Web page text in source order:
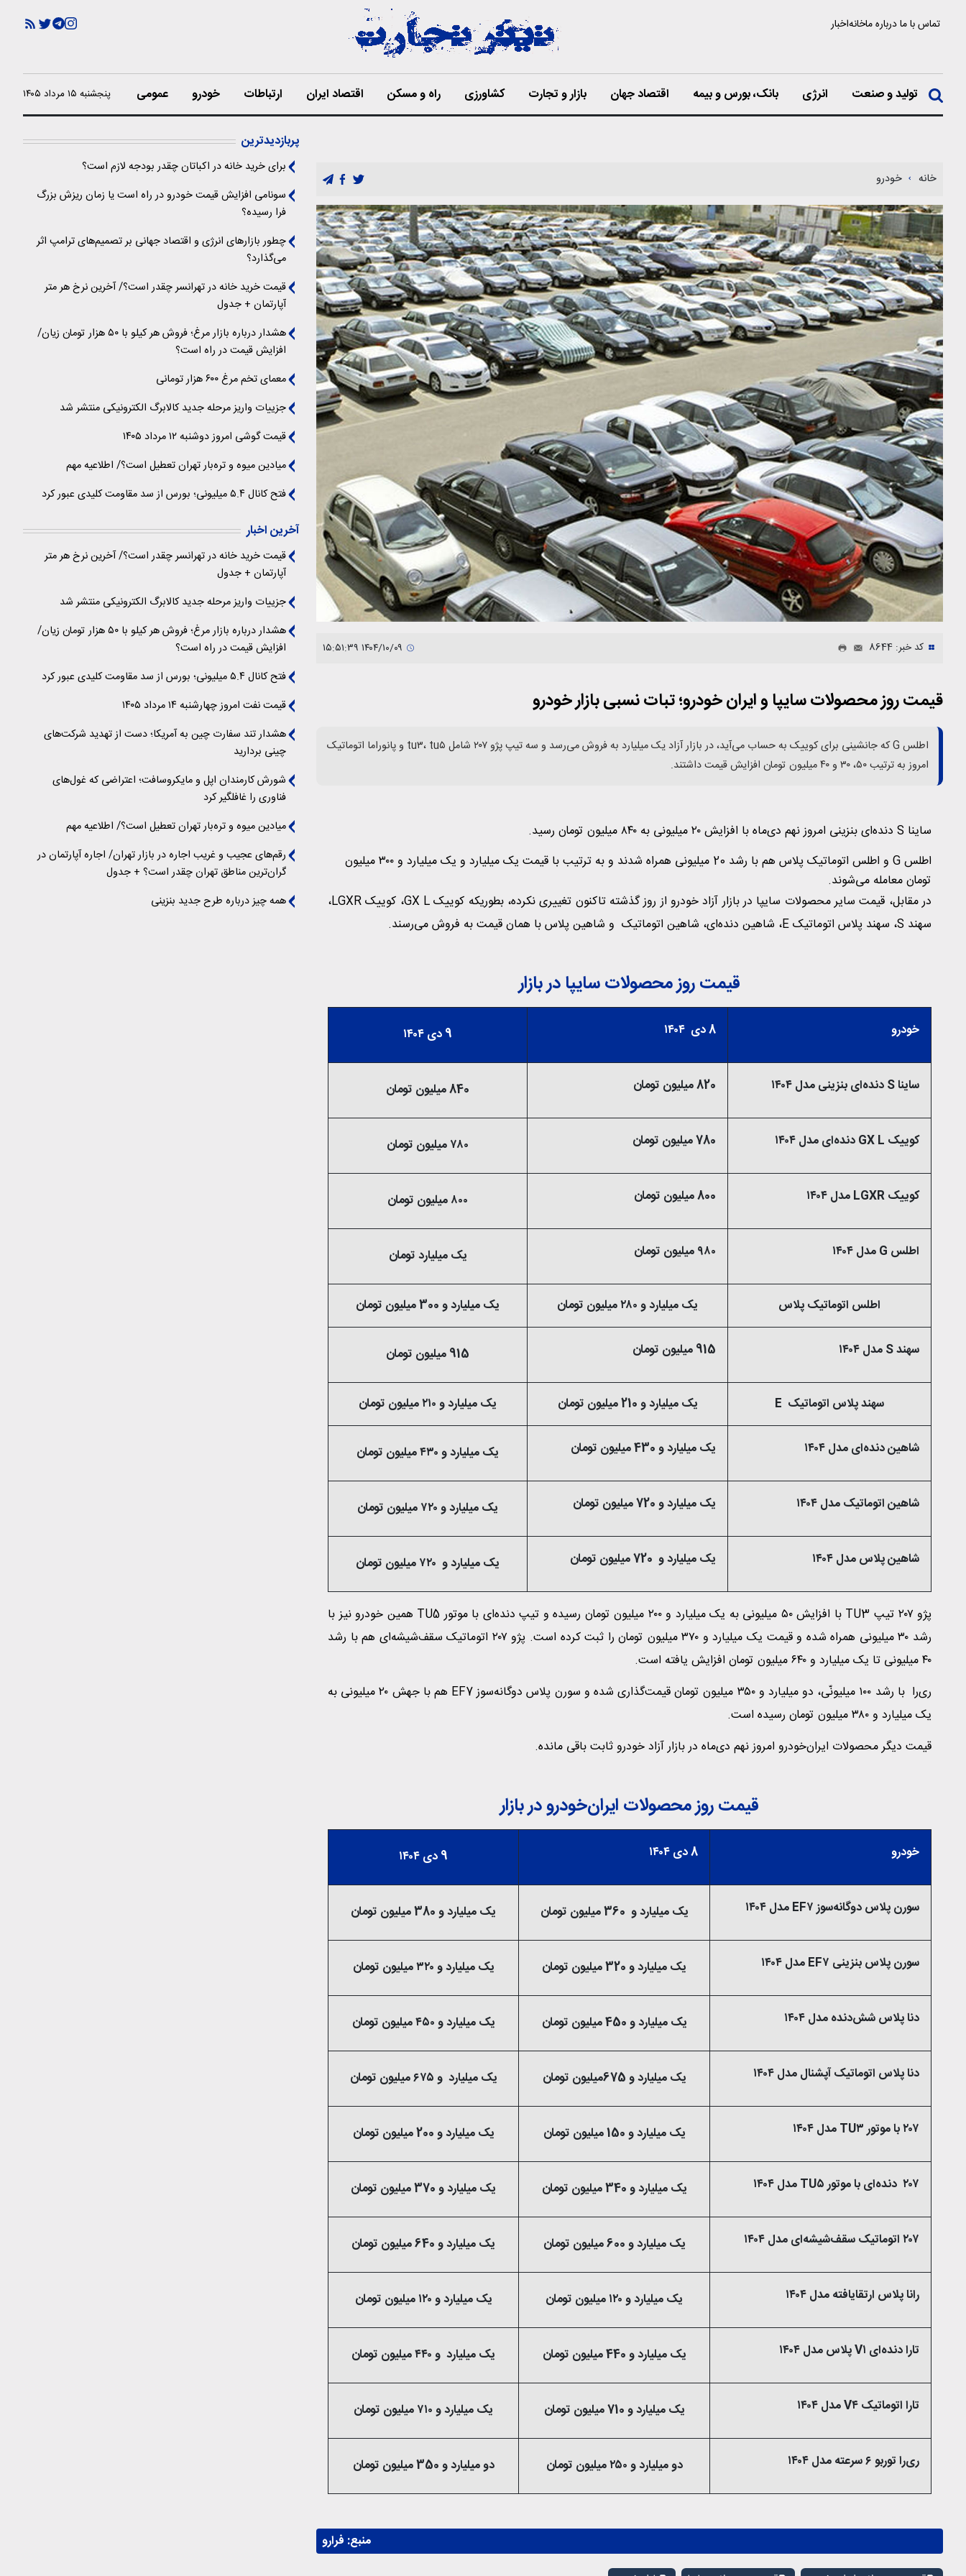
تماس با مادرباره ماخانهاخبار
تولید و صنعت انرژی بانک، بورس و بیمه اقتصاد جهان بازار و تجارت کشاورزی راه و مسکن اقتصاد ایران ارتباطات خودرو عمومی پنجشنبه ۱۵ مرداد ۱۴۰۵
خانه خودرو
کد خبر: 8644
قیمت روز محصولات سایپا و ایران خودرو؛ تبات نسبی بازار خودرو
اطلس G که جانشینی برای کوییک به حساب می‌آید، در بازار آزاد یک میلیارد به فروش می‌رسد‌ و سه تیپ پژو ۲۰۷ شامل tu۳، tu۵ و پانوراما اتوماتیک
امروز به ترتیب ۵۰، ۳۰ و ۴۰ میلیون تومان افزایش قیمت داشتند.
ساینا S دنده‌ای بنزینی امروز نهم دی‌ماه با افزایش ۲۰ میلیونی به ۸۴۰ میلیون تومان رسید.
اطلس G و اطلس اتوماتیک پلاس هم با رشد 20 میلیونی همراه شدند و به ترتیب با قیمت یک میلیارد و یک میلیارد و ۳۰۰ میلیون
تومان معامله می‌شوند.
در مقابل، قیمت سایر محصولات سایپا در بازار آزاد خودرو از روز گذشته تاکنون تغییری نکرده، بطوریکه کوییک GX L، کوییک LGXR،
سهند S، سهند پلاس اتوماتیک E، شاهین دنده‌ای، شاهین اتوماتیک و شاهین پلاس با همان قیمت به فروش می‌رسند.
قیمت روز محصولات سایپا در بازار
خودرو 8 دی ۱۴۰۴ 9 دی ۱۴۰۴
ساینا S دنده‌ای بنزینی مدل ۱۴۰۴ 820 میلیون تومان 840 میلیون تومان
کوییک GX L دنده‌ای مدل ۱۴۰۴ 780 میلیون تومان ۷۸۰ میلیون تومان
کوییک LGXR مدل ۱۴۰۴ 800 میلیون تومان ۸۰۰ میلیون تومان
اطلس G مدل ۱۴۰۴ ۹۸۰ میلیون تومان یک میلیارد تومان
اطلس اتوماتیک پلاس یک میلیارد و ۲۸۰ میلیون تومان یک میلیارد و 300 میلیون تومان
سهند S مدل ۱۴۰۴ 915 میلیون تومان 915 میلیون تومان
سهند پلاس اتوماتیک E یک میلیارد و 210 میلیون تومان یک میلیارد و ۲۱۰ میلیون تومان
شاهین دنده‌ای مدل ۱۴۰۴ یک میلیارد و 430 میلیون تومان یک میلیارد و ۴۳۰ میلیون تومان
شاهین اتوماتیک مدل ۱۴۰۴ یک میلیارد و 720 میلیون تومان یک میلیارد و ۷۲۰ میلیون تومان
شاهین پلاس مدل ۱۴۰۴ یک میلیارد و 720 میلیون تومان یک میلیارد و ۷۲۰ میلیون تومان
پژو ۲۰۷ تیپ TU3 با افزایش ۵۰ میلیونی به یک میلیارد و ۲۰۰ میلیون تومان رسیده و تیپ دنده‌ای با موتور TU5 همین خودرو نیز با
رشد ۳۰ میلیونی همراه شده و قیمت یک میلیارد و ۳۷۰ میلیون تومان را ثبت کرده است. پژو ۲۰۷ اتوماتیک سقف‌شیشه‌ای هم با رشد
۴۰ میلیونی تا یک میلیارد و ۶۴۰ میلیون تومان افزایش یافته است.
ری‌را با رشد ۱۰۰ میلیونّی، دو میلیارد و ۳۵۰ میلیون تومان قیمت‌گذاری شده و سورن پلاس دوگانه‌سوز EF7 هم با جهش ۲۰ میلیونی به
یک میلیارد و ۳۸۰ میلیون تومان رسیده است.
قیمت دیگر محصولات ایران‌خودرو امروز نهم دی‌ماه در بازار آزاد خودرو ثابت باقی مانده.
قیمت روز محصولات ایران‌خودرو در بازار
خودرو 8 دی ۱۴۰۴ 9 دی ۱۴۰۴
سورن پلاس دوگانه‌سوز EF۷ مدل ۱۴۰۴ یک میلیارد و 360 میلیون تومان یک میلیارد و 380 میلیون تومان
سورن پلاس بنزینی EF۷ مدل ۱۴۰۴ یک میلیارد و 320 میلیون تومان یک میلیارد و ۳۲۰ میلیون تومان
دنا پلاس شش‌دنده‌‌ مدل ۱۴۰۴ یک میلیارد و 450 میلیون تومان یک میلیارد و ۴۵۰ میلیون تومان
دنا پلاس اتوماتیک آپشنال مدل ۱۴۰۴ یک میلیارد و 675میلیون تومان یک میلیارد و ۶۷۵ میلیون تومان
۲۰۷ با موتور TU۳ مدل ۱۴۰۴ یک میلیارد و 150 میلیون تومان یک میلیارد و 200 میلیون تومان
۲۰۷ دنده‌ای با موتور TU۵ مدل ۱۴۰۴ یک میلیارد و 340 میلیون تومان یک میلیارد و 370 میلیون تومان
۲۰۷ اتوماتیک سقف‌شیشه‌ای مدل ۱۴۰۴ یک میلیارد و 600 میلیون تومان یک میلیارد و 640 میلیون تومان
رانا پلاس ارتقایافته مدل ۱۴۰۴ یک میلیارد و ۱۲۰ میلیون تومان یک میلیارد و ۱۲۰ میلیون تومان
تارا دنده‌ای V۱ پلاس مدل ۱۴۰۴ یک میلیارد و 440 میلیون تومان یک میلیارد و ۴۴۰ میلیون تومان
تارا اتوماتیک V۴ مدل ۱۴۰۴ یک میلیارد و 710 میلیون تومان یک میلیارد و ۷۱۰ میلیون تومان
ری‌را توربو ۶ سرعته مدل ۱۴۰۴ دو میلیارد و ۲۵۰ میلیون تومان دو میلیارد و 350 میلیون تومان
منبع: فرارو
پربازدیدترین
برای خرید خانه در اکباتان چقدر بودجه لازم است؟
سونامی افزایش قیمت خودرو در راه است یا زمان ریزش بزرگ
فرا رسیده؟
چطور بازارهای انرژی و اقتصاد جهانی بر تصمیم‌های ترامپ اثر
می‌گذارد؟
قیمت خرید خانه در تهرانسر چقدر است؟/ آخرین نرخ هر متر
آپارتمان + جدول
هشدار درباره بازار مرغ؛ فروش هر کیلو با ۵۰ هزار تومان زیان/
افزایش قیمت در راه است؟
معمای تخم مرغ ۶۰۰ هزار تومانی
جزییات واریز مرحله جدید کالابرگ الکترونیکی منتشر شد
قیمت گوشی امروز دوشنبه ۱۲ مرداد ۱۴۰۵
میادین میوه و تره‌بار تهران تعطیل است؟/ اطلاعیه مهم
فتح کانال ۵.۴ میلیونی؛ بورس از سد مقاومت کلیدی عبور کرد
آخرین اخبار
قیمت خرید خانه در تهرانسر چقدر است؟/ آخرین نرخ هر متر
آپارتمان + جدول
جزییات واریز مرحله جدید کالابرگ الکترونیکی منتشر شد
هشدار درباره بازار مرغ؛ فروش هر کیلو با ۵۰ هزار تومان زیان/
افزایش قیمت در راه است؟
فتح کانال ۵.۴ میلیونی؛ بورس از سد مقاومت کلیدی عبور کرد
قیمت نفت امروز چهارشنبه ۱۴ مرداد ۱۴۰۵
هشدار تند سفارت چین به آمریکا؛ دست از تهدید شرکت‌های
چینی بردارید
شورش کارمندان اپل و مایکروسافت؛ اعتراضی که غول‌های
فناوری را غافلگیر کرد
میادین میوه و تره‌بار تهران تعطیل است؟/ اطلاعیه مهم
رقم‌های عجیب و غریب اجاره در بازار تهران/ اجاره آپارتمان در
گران‌ترین مناطق تهران چقدر است؟ + جدول
همه چیز درباره طرح جدید بنزینی